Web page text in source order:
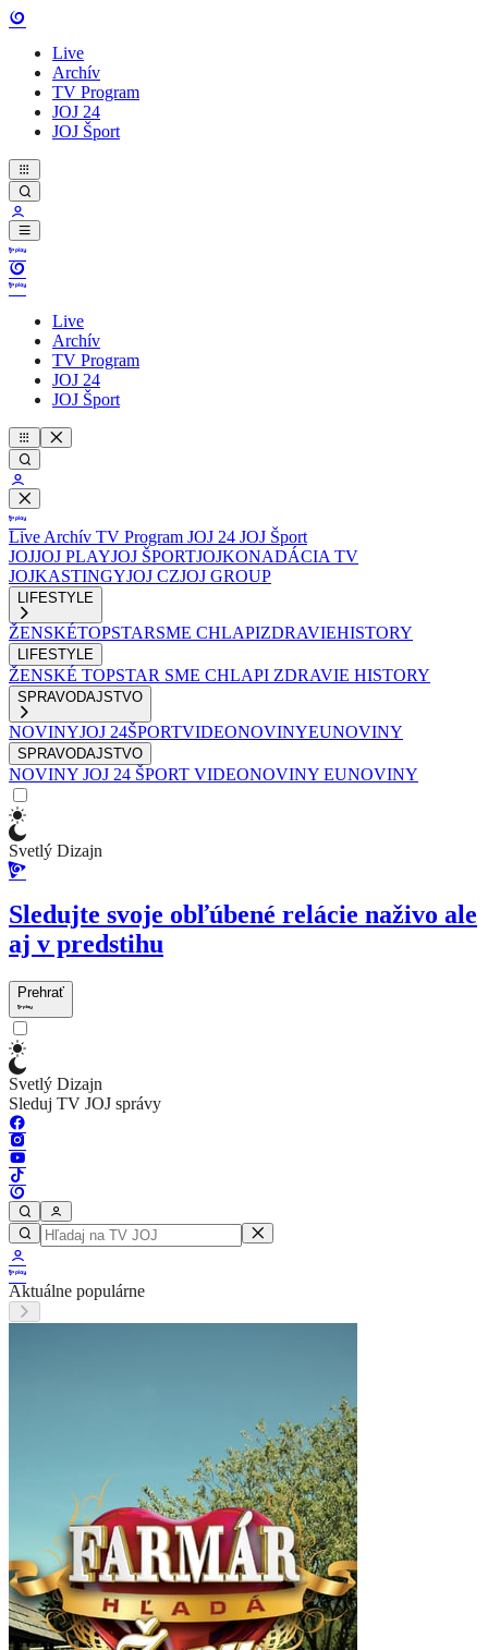
Live
Archív
TV Program
JOJ 24
JOJ Šport
Live
Archív
TV Program
JOJ 24
JOJ Šport
Live Archív TV Program JOJ 24 JOJ Šport
JOJJOJ PLAYJOJ ŠPORTJOJKONADÁCIA TV
JOJKASTINGYJOJ CZJOJ GROUP
LIFESTYLE
ŽENSKÉTOPSTARSME CHLAPIZDRAVIEHISTORY
LIFESTYLE
ŽENSKÉ TOPSTAR SME CHLAPI ZDRAVIE HISTORY
SPRAVODAJSTVO
NOVINYJOJ 24ŠPORTVIDEONOVINYEUNOVINY
SPRAVODAJSTVO
NOVINY JOJ 24 ŠPORT VIDEONOVINY EUNOVINY
Svetlý Dizajn
Sledujte svoje obľúbené relácie naživo ale
aj v predstihu
Prehrať
Svetlý Dizajn
Sleduj TV JOJ správy
Aktuálne populárne